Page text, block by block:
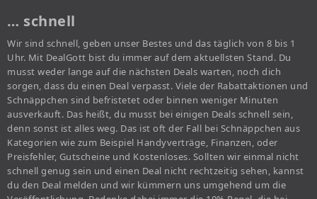
… schnell
Wir sind schnell, geben unser Bestes und das täglich von 8 bis 1
Uhr. Mit DealGott bist du immer auf dem aktuellsten Stand. Du
musst weder lange auf die nächsten Deals warten, noch dich
sorgen, dass du einen Deal verpasst. Viele der Rabattaktionen und
Schnäppchen sind befristetet oder binnen weniger Minuten
ausverkauft. Das heißt, du musst bei einigen Deals schnell sein,
denn sonst ist alles weg. Das ist oft der Fall bei Schnäppchen aus
Kategorien wie zum Beispiel Handyverträge, Finanzen, oder
Preisfehler, Gutscheine und Kostenloses. Sollten wir einmal nicht
schnell genug sein und einen Deal nicht rechtzeitig sehen, kannst
du den Deal melden und wir kümmern uns umgehend um die